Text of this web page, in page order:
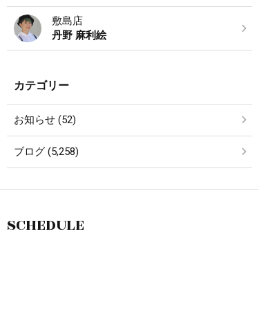
敷島店
丹野 麻利絵
カテゴリー
お知らせ (52)
ブログ (5,258)
SCHEDULE